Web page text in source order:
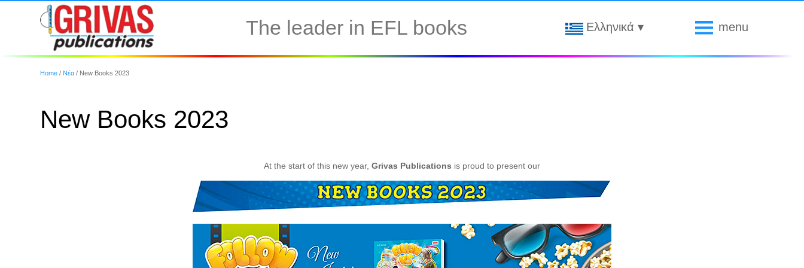
The leader in EFL books Ελληνικά ▾ menu
Home / Νέα / New Books 2023
New Books 2023
At the start of this new year, Grivas Publications is proud to present our